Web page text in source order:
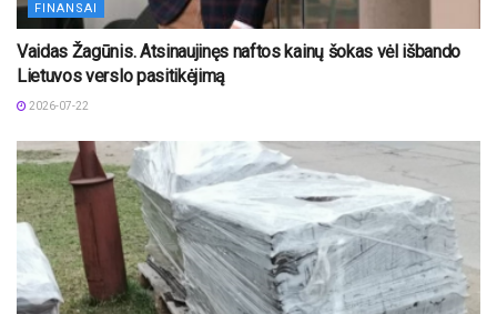
FINANSAI
Vaidas Žagūnis. Atsinaujinęs naftos kainų šokas vėl išbando
Lietuvos verslo pasitikėjimą
2026-07-22